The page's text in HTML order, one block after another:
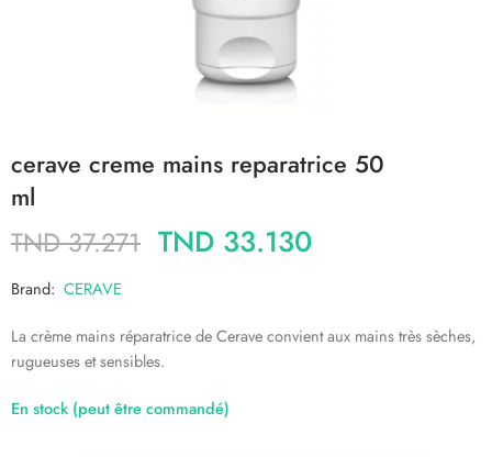
cerave creme mains reparatrice 50
ml
TND37.271 TND 33.130
Brand: CERAVE
La crème mains réparatrice de Cerave convient aux mains très sèches,
rugueuses et sensibles.
En stock (peut être commandé)